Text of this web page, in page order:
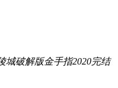
城破解版金手指2020完结